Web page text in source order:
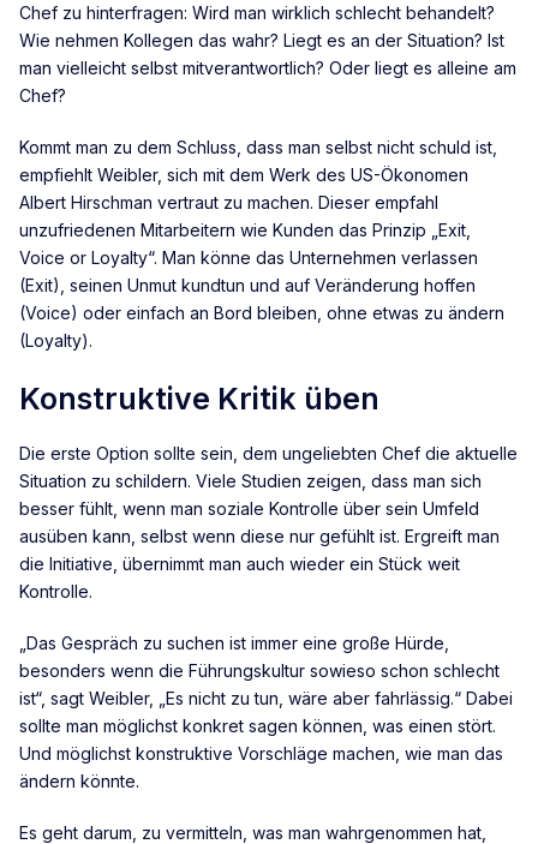
Chef zu hinterfragen: Wird man wirklich schlecht behandelt?
Wie nehmen Kollegen das wahr? Liegt es an der Situation? Ist
man vielleicht selbst mitverantwortlich? Oder liegt es alleine am
Chef?
Kommt man zu dem Schluss, dass man selbst nicht schuld ist,
empfiehlt Weibler, sich mit dem Werk des US-Ökonomen
Albert Hirschman vertraut zu machen. Dieser empfahl
unzufriedenen Mitarbeitern wie Kunden das Prinzip „Exit,
Voice or Loyalty“. Man könne das Unternehmen verlassen
(Exit), seinen Unmut kundtun und auf Veränderung hoffen
(Voice) oder einfach an Bord bleiben, ohne etwas zu ändern
(Loyalty).
Konstruktive Kritik üben
Die erste Option sollte sein, dem ungeliebten Chef die aktuelle
Situation zu schildern. Viele Studien zeigen, dass man sich
besser fühlt, wenn man soziale Kontrolle über sein Umfeld
ausüben kann, selbst wenn diese nur gefühlt ist. Ergreift man
die Initiative, übernimmt man auch wieder ein Stück weit
Kontrolle.
„Das Gespräch zu suchen ist immer eine große Hürde,
besonders wenn die Führungskultur sowieso schon schlecht
ist“, sagt Weibler, „Es nicht zu tun, wäre aber fahrlässig.“ Dabei
sollte man möglichst konkret sagen können, was einen stört.
Und möglichst konstruktive Vorschläge machen, wie man das
ändern könnte.
Es geht darum, zu vermitteln, was man wahrgenommen hat,